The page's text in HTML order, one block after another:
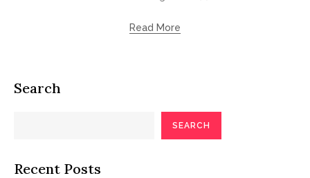
Read More
Search
SEARCH
Recent Posts